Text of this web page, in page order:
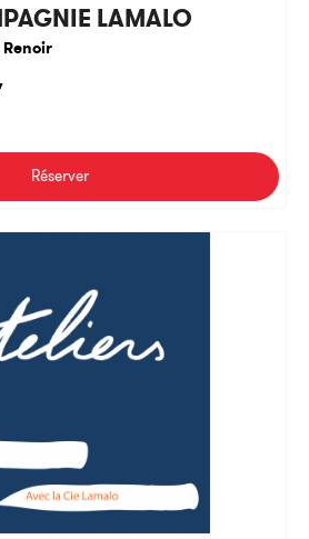
LAMALO
Réserver